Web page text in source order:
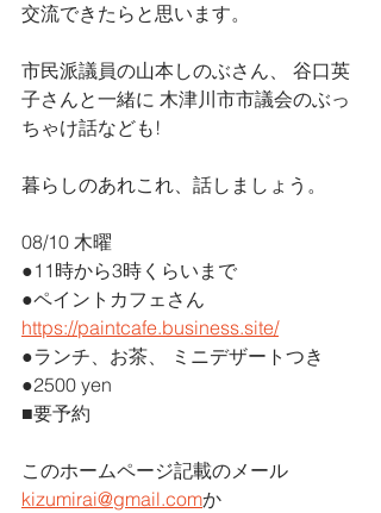
交流できたらと思います。
市民派議員の山本しのぶさん、 谷口英
子さんと一緒に 木津川市市議会のぶっ
ちゃけ話なども!
暮らしのあれこれ、話しましょう。
08/10 木曜
●11時から3時くらいまで
●ペイントカフェさん
https://paintcafe.business.site/
●ランチ、お茶、 ミニデザートつき
●2500 yen
■要予約
このホームページ記載のメール
kizumirai@gmail.comか